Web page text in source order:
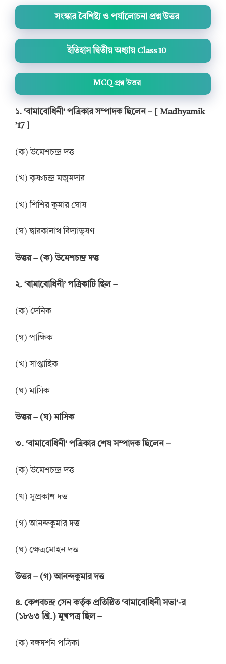
সংস্কার বৈশিষ্ট্য ও পর্যালোচনা প্রশ্ন উত্তর
ইতিহাস দ্বিতীয় অধ্যায় Class 10
MCQ প্রশ্ন উত্তর
১. ‘বামাবোধিনী’ পত্রিকার সম্পাদক ছিলেন – [ Madhyamik
’17 ]
(ক) উমেশচন্দ্র দত্ত
(খ) কৃষ্ণচন্দ্র মজুমদার
(খ) শিশির কুমার ঘোষ
(ঘ) দ্বারকানাথ বিদ্যাভূষণ
উত্তর – (ক) উমেশচন্দ্র দত্ত
২. ‘বামাবোধিনী’ পত্রিকাটি ছিল –
(ক) দৈনিক
(গ) পাক্ষিক
(খ) সাপ্তাহিক
(ঘ) মাসিক
উত্তর– (ঘ) মাসিক
৩. ‘বামাবোধিনী’ পত্রিকার শেষ সম্পাদক ছিলেন –
(ক) উমেশচন্দ্র দত্ত
(খ) সুপ্রকাশ দত্ত
(গ) আনন্দকুমার দত্ত
(ঘ) ক্ষেত্রমোহন দত্ত
উত্তর – (গ) আনন্দকুমার দত্ত
৪. কেশবচন্দ্র সেন কর্তৃক প্রতিষ্ঠিত ‘বামাবোধিনী সভা’-র
(১৮৬৩খ্রি.) মুখপত্র ছিল–
(ক) বঙ্গদর্শন পত্রিকা